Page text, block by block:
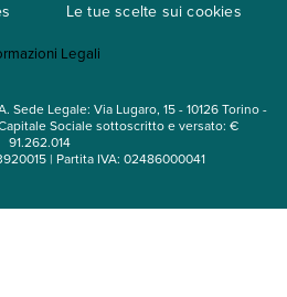
Le tue scelte sui cookies
Legali
Sede Legale: Via Lugaro, 15 - 10126 Torino -
| Capitale Sociale sottoscritto e versato: €
91.262.014
| Partita IVA: 02486000041